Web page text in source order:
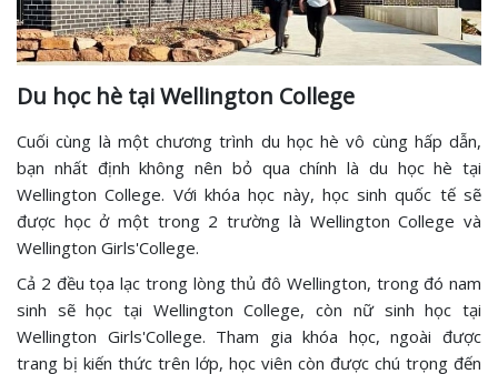
Du học hè tại Wellington College
Cuối cùng là một chương trình du học hè vô cùng hấp dẫn,
bạn nhất định không nên bỏ qua chính là du học hè tại
Wellington College. Với khóa học này, học sinh quốc tế sẽ
được học ở một trong 2 trường là Wellington College và
Wellington Girls'College.
Cả 2 đều tọa lạc trong lòng thủ đô Wellington, trong đó nam
sinh sẽ học tại Wellington College, còn nữ sinh học tại
Wellington Girls'College. Tham gia khóa học, ngoài được
trang bị kiến thức trên lớp, học viên còn được chú trọng đến